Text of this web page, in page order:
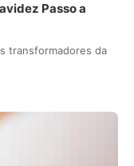
Passo a
transformadores da